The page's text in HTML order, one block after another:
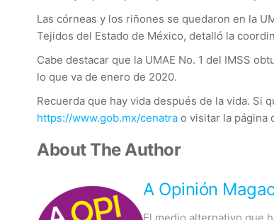
Las córneas y los riñones se quedaron en la
Tejidos del Estado de México, detalló la
Cabe destacar que la UMAE No. 1 del IMSS
lo que va de enero de 2020.
Recuerda que hay vida después de la vida.
https://www.gob.mx/cenatra o visitar la página
About The Author
A Opinión